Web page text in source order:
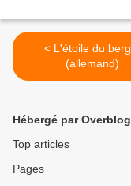
< L'étoile du berger
(allemand)
Hébergé par Overblog
Top articles
Pages